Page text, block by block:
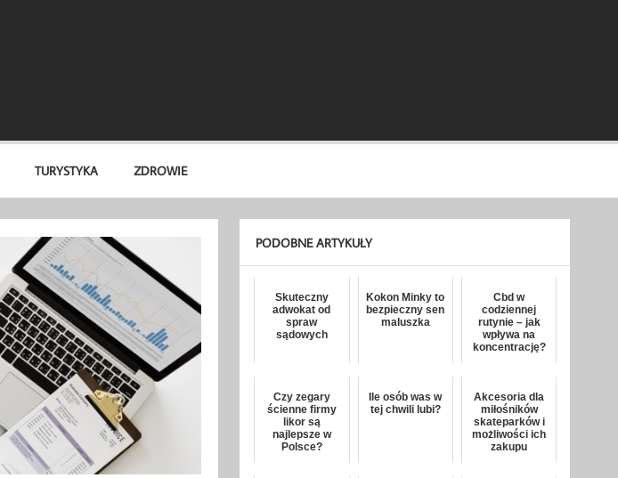
TURYSTYKA ZDROWIE
PODOBNE ARTYKUŁY
Skuteczny
adwokat od
spraw
sądowych
Kokon Minky to
bezpieczny sen
maluszka
Cbd w
codziennej
rutynie – jak
wpływa na
koncentrację?
Czy zegary
ścienne firmy
likor są
najlepsze w
Polsce?
Ile osób was w
tej chwili lubi?
Akcesoria dla
miłośników
skateparków i
możliwości ich
zakupu